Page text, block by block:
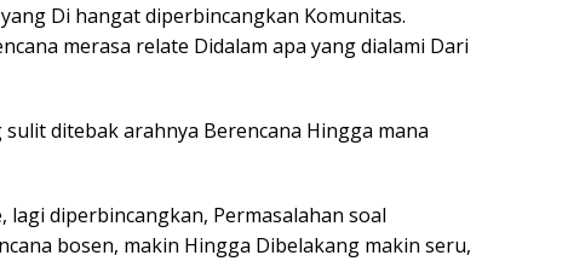
Di hangat diperbincangkan Komunitas.
merasa relate Didalam apa yang dialami Dari
ditebak arahnya Berencana Hingga mana
lagi diperbincangkan, Permasalahan soal
bosen, makin Hingga Dibelakang makin seru,